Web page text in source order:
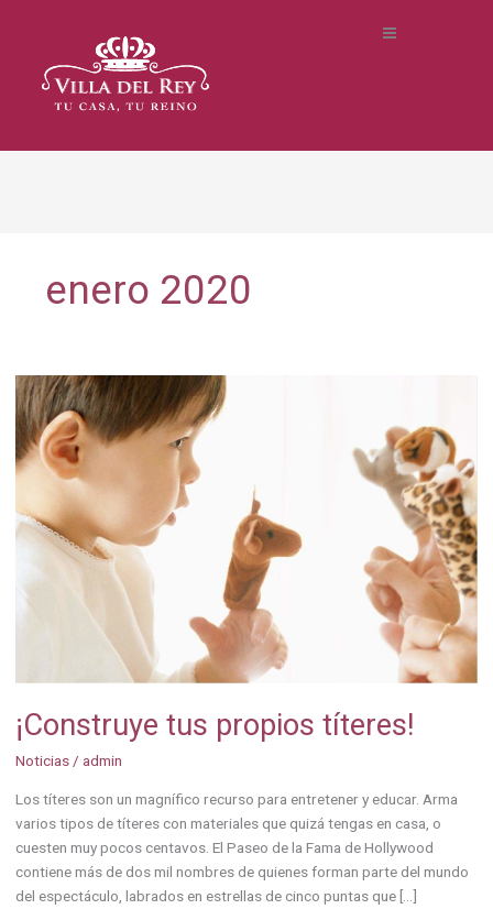
enero 2020
¡Construye tus propios títeres!
Noticias/ admin
Los títeres son un magnífico recurso para entretener y educar. Arma
varios tipos de títeres con materiales que quizá tengas en casa, o
cuesten muy pocos centavos. El Paseo de la Fama de Hollywood
contiene más de dos mil nombres de quienes forman parte del mundo
del espectáculo, labrados en estrellas de cinco puntas que […]
¡Construye
tus
propios
títeres!